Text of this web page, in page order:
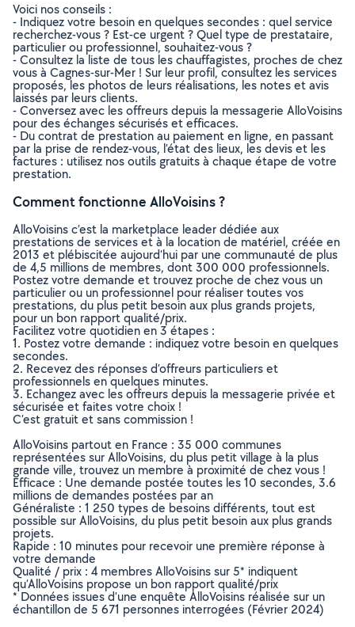
Voici nos conseils :
- Indiquez votre besoin en quelques secondes : quel service
recherchez-vous ? Est-ce urgent ? Quel type de prestataire,
particulier ou professionnel, souhaitez-vous ?
- Consultez la liste de tous les chauffagistes, proches de chez
vous à Cagnes-sur-Mer ! Sur leur profil, consultez les services
proposés, les photos de leurs réalisations, les notes et avis
laissés par leurs clients.
- Conversez avec les offreurs depuis la messagerie AlloVoisins
pour des échanges sécurisés et efficaces.
- Du contrat de prestation au paiement en ligne, en passant
par la prise de rendez-vous, l’état des lieux, les devis et les
factures : utilisez nos outils gratuits à chaque étape de votre
prestation.
Comment fonctionne AlloVoisins ?
AlloVoisins c’est la marketplace leader dédiée aux
prestations de services et à la location de matériel, créée en
2013 et plébiscitée aujourd’hui par une communauté de plus
de 4,5 millions de membres, dont 300 000 professionnels.
Postez votre demande et trouvez proche de chez vous un
particulier ou un professionnel pour réaliser toutes vos
prestations, du plus petit besoin aux plus grands projets,
pour un bon rapport qualité/prix.
Facilitez votre quotidien en 3 étapes :
1. Postez votre demande : indiquez votre besoin en quelques
secondes.
2. Recevez des réponses d’offreurs particuliers et
professionnels en quelques minutes.
3. Echangez avec les offreurs depuis la messagerie privée et
sécurisée et faites votre choix !
C’est gratuit et sans commission !
AlloVoisins partout en France : 35 000 communes
représentées sur AlloVoisins, du plus petit village à la plus
grande ville, trouvez un membre à proximité de chez vous !
Efficace : Une demande postée toutes les 10 secondes, 3.6
millions de demandes postées par an
Généraliste : 1 250 types de besoins différents, tout est
possible sur AlloVoisins, du plus petit besoin aux plus grands
projets.
Rapide : 10 minutes pour recevoir une première réponse à
votre demande
Qualité / prix : 4 membres AlloVoisins sur 5* indiquent
qu’AlloVoisins propose un bon rapport qualité/prix
* Données issues d’une enquête AlloVoisins réalisée sur un
échantillon de 5 671 personnes interrogées (Février 2024)